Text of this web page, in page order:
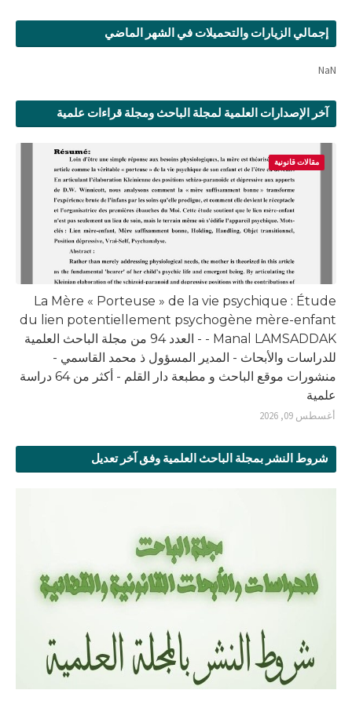
إجمالي الزيارات والتحميلات في الشهر الماضي
NaN
آخر الإصدارات العلمية لمجلة الباحث ومجلة قراءات علمية
مقالات قانونية
La Mère « Porteuse » de la vie psychique : Étude
du lien potentiellement psychogène mère-enfant
- Manal LAMSADDAK - العدد 94 من مجلة الباحث العلمية
للدراسات والأبحاث - المدير المسؤول ذ محمد القاسمي -
منشورات موقع الباحث و مطبعة دار القلم - أكثر من 64 دراسة
علمية
أغسطس 09, 2026
شروط النشر بمجلة الباحث العلمية وفق آخر تعديل